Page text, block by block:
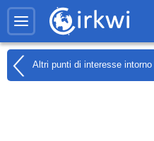
Altri punti di interesse intorno